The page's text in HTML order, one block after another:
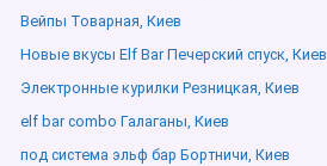
Вейпы Товарная, Киев
Новые вкусы Elf Bar Печерский спуск, Киев
Электронные курилки Резницкая, Киев
elf bar combo Галаганы, Киев
под система эльф бар Бортничи, Киев